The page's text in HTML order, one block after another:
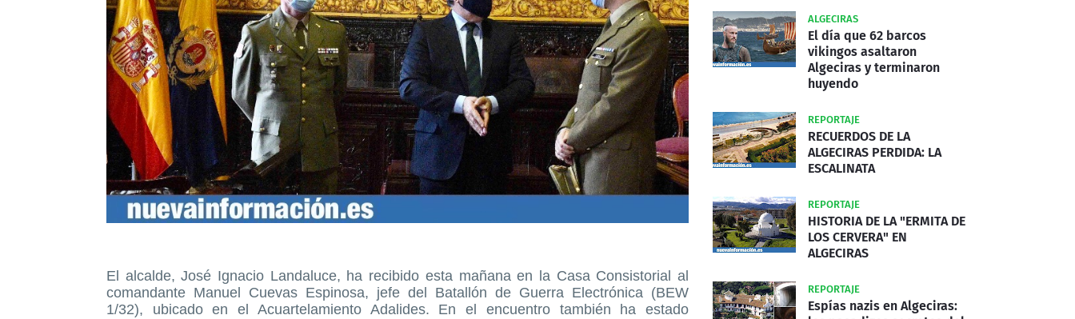
El alcalde, José Ignacio Landaluce, ha recibido esta mañana en la Casa Consistorial al
comandante Manuel Cuevas Espinosa, jefe del Batallón de Guerra Electrónica (BEW
1/32), ubicado en el Acuartelamiento Adalides. En el encuentro también ha estado
ALGECIRAS
El día que 62 barcos
vikingos asaltaron
Algeciras y terminaron
huyendo
REPORTAJE
RECUERDOS DE LA
ALGECIRAS PERDIDA: LA
ESCALINATA
REPORTAJE
HISTORIA DE LA "ERMITA DE
LOS CERVERA" EN
ALGECIRAS
REPORTAJE
Espías nazis en Algeciras: